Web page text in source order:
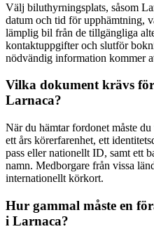
Välj biluthyrningsplats, såsom
datum och tid för upphämtning,
lämplig bil från de tillgängliga
kontaktuppgifter och slutför
nödvändig information kommer
Vilka dokument krävs
Larnaca?
När du hämtar fordonet måste
ett års körerfarenhet, ett
pass eller nationellt ID, samt ett
namn. Medborgare från vissa
internationellt körkort.
Hur gammal måste en
i Larnaca?